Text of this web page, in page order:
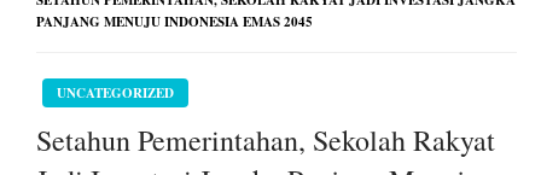
PANJANG MENUJU INDONESIA EMAS 2045
UNCATEGORIZED
Setahun Pemerintahan, Sekolah Rakyat